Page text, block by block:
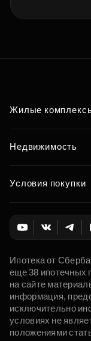
Жилые
Недвижимость
Условия покупки
Ипотека от
еще 38 ипотечных
на сайте
информация,
исключительно
условиях не
положениями